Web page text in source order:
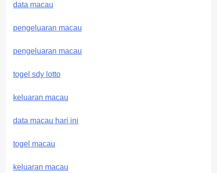
data macau
pengeluaran macau
pengeluaran macau
togel sdy lotto
keluaran macau
data macau hari ini
togel macau
keluaran macau